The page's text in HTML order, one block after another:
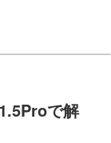
で解